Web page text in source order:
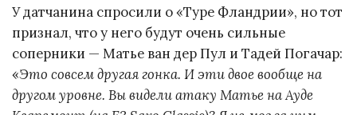
У датчанина спросили о «Туре Фландрии», но тот
признал, что у него будут очень сильные
соперники — Матье ван дер Пул и Тадей Погачар:
«Это совсем другая гонка. И эти двое вообще на
другом уровне. Вы видели атаку Матье на Ауде